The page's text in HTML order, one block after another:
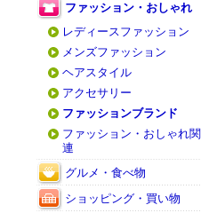
ファッション・おしゃれ
レディースファッション
メンズファッション
ヘアスタイル
アクセサリー
ファッションブランド
ファッション・おしゃれ関
連
グルメ・食べ物
ショッピング・買い物